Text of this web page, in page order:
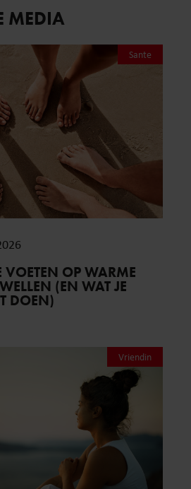
MEDIA
Sante
OP WARME
(EN WAT JE
DOEN)
Vriendin